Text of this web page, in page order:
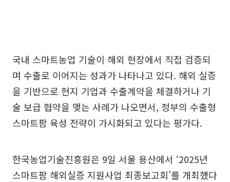
국내 스마트농업 기술이 해외 현장에서 직접 검증되
며 수출로 이어지는 성과가 나타나고 있다. 해외 실증
을 기반으로 현지 기업과 수출계약을 체결하거나 기
술 보급 협약을 맺는 사례가 나오면서, 정부의 수출형
스마트팜 육성 전략이 가시화되고 있다는 평가다.
한국농업기술진흥원은 9일 서울 용산에서 ‘2025년
스마트팜 해외실증 지원사업 최종보고회’를 개최했다